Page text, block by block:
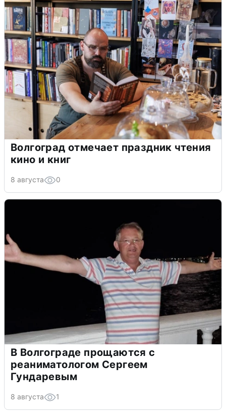
Волгоград отмечает праздник чтения
кино и книг
8 августа 0
В Волгограде прощаются с
реаниматологом Сергеем
Гундаревым
8 августа 1